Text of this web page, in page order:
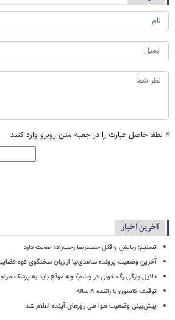
* لطفا حاصل عبارت را در جعبه متن روبرو وارد کنید
آخرین اخبار
تسنیم: ربایش و قتل حمیدرضا رجب‌زاده صحت دارد
آخرین وضعیت پرونده ساعدی‌نیا از زبان سخنگوی قوه
دلایل پارگی رگ خونی در چشم/ چه موقع باید به پزشک
توقیف کامیون با راننده ۸ ساله
پیش‌بینی وضعیت هوا طی روزهای آینده اعلام شد